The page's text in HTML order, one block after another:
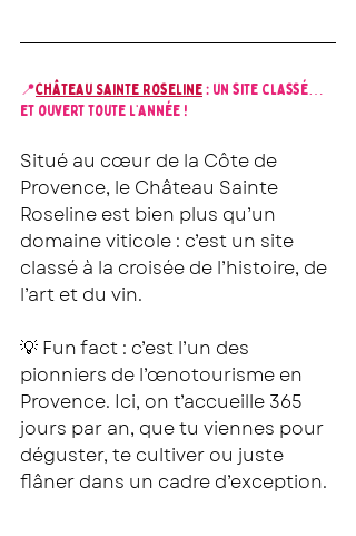
📍Château Sainte Roseline : un site classé…
et ouvert toute l’année !
Situé au cœur de la Côte de
Provence, le Château Sainte
Roseline est bien plus qu’un
domaine viticole : c’est un site
classé à la croisée de l’histoire, de
l’art et du vin.
💡 Fun fact : c’est l’un des
pionniers de l’œnotourisme en
Provence. Ici, on t’accueille 365
jours par an, que tu viennes pour
déguster, te cultiver ou juste
flâner dans un cadre d’exception.